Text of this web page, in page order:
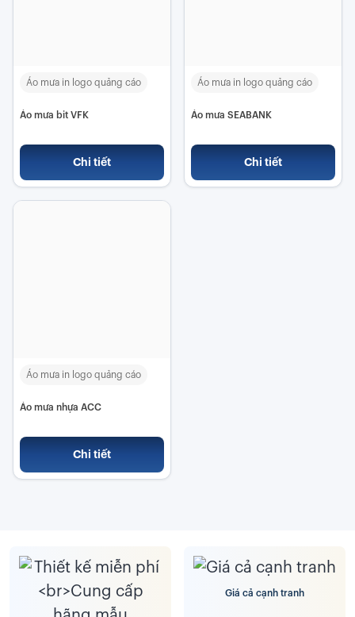
Áo mưa in logo quảng cáo
Áo mưa bit VFK
Chi tiết
Áo mưa in logo quảng cáo
Áo mưa SEABANK
Chi tiết
Áo mưa in logo quảng cáo
Áo mưa nhựa ACC
Chi tiết
Giá cả cạnh tranh